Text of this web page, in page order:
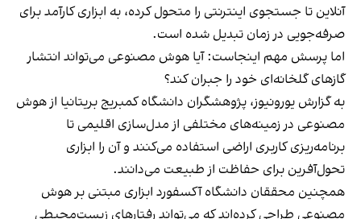
آنلاین تا جستجوی اینترنتی را متحول کرده، به ابزاری کارآمد برای
صرفه‌جویی در زمان تبدیل شده‌ است.
اما پرسش مهم اینجاست: آیا هوش مصنوعی می‌تواند انتشار
گازهای گلخانه‌ای خود را جبران کند؟
به گزارش یورونیوز، پژوهشگران دانشگاه کمبریج بریتانیا از هوش
مصنوعی در زمینه‌های مختلفی از مدل‌سازی اقلیمی تا
برنامه‌ریزی کاربری اراضی استفاده می‌کنند و آن را ابزاری
تحول‌آفرین برای حفاظت از طبیعت می‌دانند.
همچنین محققان دانشگاه آکسفورد ابزاری مبتنی بر هوش
مصنوعی طراحی کرده‌اند که می‌تواند رفتارهای زیست‌محیطی